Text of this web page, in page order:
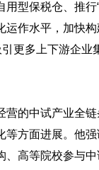
型保税仓、推行
作水平，加快
更多上下游企业
的中试产业全
方面进展。他
高等院校参与